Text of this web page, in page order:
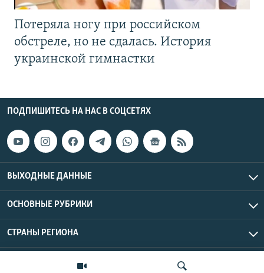
Потеряла ногу при российском
обстреле, но не сдалась. История
украинской гимнастки
ПОДПИШИТЕСЬ НА НАС В СОЦСЕТЯХ
ВЫХОДНЫЕ ДАННЫЕ
ОСНОВНЫЕ РУБРИКИ
СТРАНЫ РЕГИОНА
Азаттык Азия © 2026 RFE/RL, Inc. | Все права защищены.